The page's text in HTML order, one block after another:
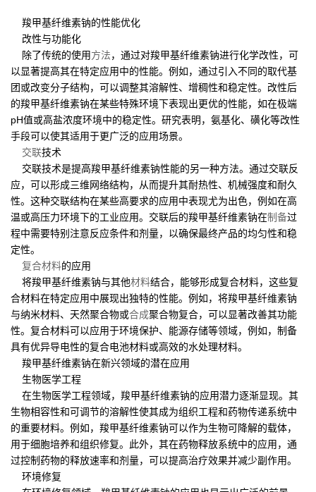
羧甲基纤维素钠的性能优化
改性与功能化
除了传统的使用方法，通过对羧甲基纤维素钠进行化学改性，可
以显著提高其在特定应用中的性能。例如，通过引入不同的取代基
团或改变分子结构，可以调整其溶解性、增稠性和稳定性。改性后
的羧甲基纤维素钠在某些特殊环境下表现出更优的性能，如在极端
pH值或高盐浓度环境中的稳定性。研究表明，氨基化、磺化等改性
手段可以使其适用于更广泛的应用场景。
交联技术
交联技术是提高羧甲基纤维素钠性能的另一种方法。通过交联反
应，可以形成三维网络结构，从而提升其耐热性、机械强度和耐久
性。这种交联结构在某些高要求的应用中表现尤为出色，例如在高
温或高压力环境下的工业应用。交联后的羧甲基纤维素钠在制备过
程中需要特别注意反应条件和剂量，以确保最终产品的均匀性和稳
定性。
复合材料的应用
将羧甲基纤维素钠与其他材料结合，能够形成复合材料，这些复
合材料在特定应用中展现出独特的性能。例如，将羧甲基纤维素钠
与纳米材料、天然聚合物或合成聚合物复合，可以显著改善其功能
性。复合材料可以应用于环境保护、能源存储等领域，例如，制备
具有优异导电性的复合电池材料或高效的水处理材料。
羧甲基纤维素钠在新兴领域的潜在应用
生物医学工程
在生物医学工程领域，羧甲基纤维素钠的应用潜力逐渐显现。其
生物相容性和可调节的溶解性使其成为组织工程和药物传递系统中
的重要材料。例如，羧甲基纤维素钠可以作为生物可降解的载体，
用于细胞培养和组织修复。此外，其在药物释放系统中的应用，通
过控制药物的释放速率和剂量，可以提高治疗效果并减少副作用。
环境修复